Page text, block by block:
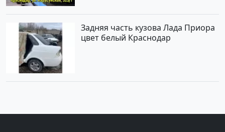
Задняя часть кузова Лада Приора
цвет белый Краснодар